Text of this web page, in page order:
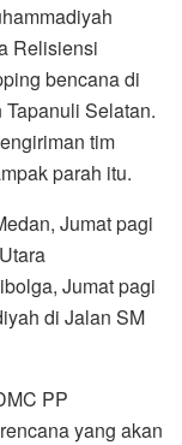
Relisiensi
bencana di
Selatan.
tim
parah itu.
Jumat pagi
Jumat pagi
di Jalan SM
PP
yang akan